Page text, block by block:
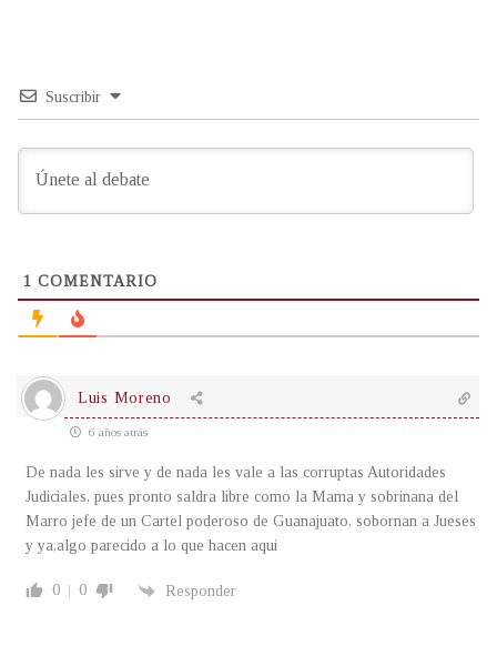
Suscribir
1 COMENTARIO
Luis Moreno
6 años atrás
De nada les sirve y de nada les vale a las corruptas Autoridades
Judiciales, pues pronto saldra libre como la Mama y sobrinana del
Marro jefe de un Cartel poderoso de Guanajuato, sobornan a Jueses
y ya,algo parecido a lo que hacen aqui
0 0 Responder